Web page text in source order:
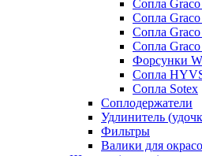
Сопла
Сопла
Сопла
Сопла
Форсунки
Сопла
Сопла Sotex
Соплодержатели
Удлинитель
Фильтры
Валики для